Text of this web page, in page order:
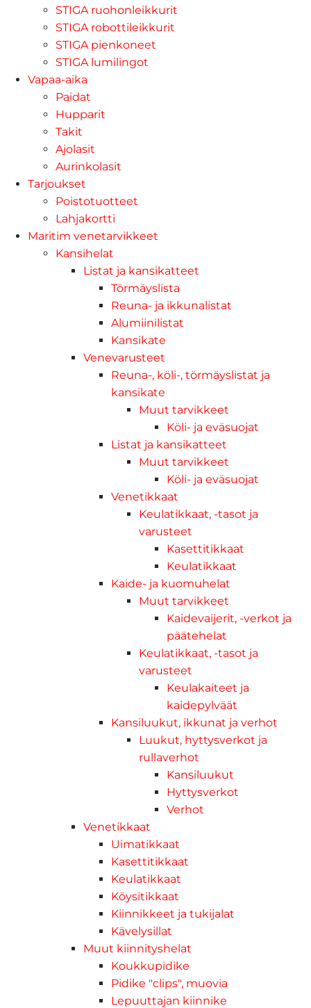
STIGA ruohonleikkurit
STIGA robottileikkurit
STIGA pienkoneet
STIGA lumilingot
Vapaa-aika
Paidat
Hupparit
Takit
Ajolasit
Aurinkolasit
Tarjoukset
Poistotuotteet
Lahjakortti
Maritim venetarvikkeet
Kansihelat
Listat ja kansikatteet
Törmäyslista
Reuna- ja ikkunalistat
Alumiinilistat
Kansikate
Venevarusteet
Reuna-, köli-, törmäyslistat ja
kansikate
Muut tarvikkeet
Köli- ja eväsuojat
Listat ja kansikatteet
Muut tarvikkeet
Köli- ja eväsuojat
Venetikkaat
Keulatikkaat, -tasot ja
varusteet
Kasettitikkaat
Keulatikkaat
Kaide- ja kuomuhelat
Muut tarvikkeet
Kaidevaijerit, -verkot ja
päätehelat
Keulatikkaat, -tasot ja
varusteet
Keulakaiteet ja
kaidepylväät
Kansiluukut, ikkunat ja verhot
Luukut, hyttysverkot ja
rullaverhot
Kansiluukut
Hyttysverkot
Verhot
Venetikkaat
Uimatikkaat
Kasettitikkaat
Keulatikkaat
Köysitikkaat
Kiinnikkeet ja tukijalat
Kävelysillat
Muut kiinnityshelat
Koukkupidike
Pidike "clips", muovia
Lepuuttajan kiinnike